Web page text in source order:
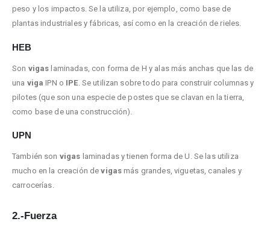
peso y los impactos. Se la utiliza, por ejemplo, como base de
plantas industriales y fábricas, así como en la creación de rieles.
HEB
Son vigas laminadas, con forma de H y alas más anchas que las de
una viga IPN o IPE . Se utilizan sobre todo para construir columnas y
pilotes (que son una especie de postes que se clavan en la tierra,
como base de una construcción).
UPN
También son vigas laminadas y tienen forma de U. Se las utiliza
mucho en la creación devigasmás grandes, viguetas, canales y
carrocerías.
2.-Fuerza